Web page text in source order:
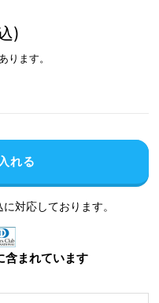
)
ります。
れる
対応しております。
含まれています